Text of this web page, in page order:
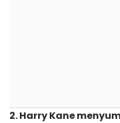
2. Harry Kane